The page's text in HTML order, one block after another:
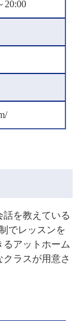
20:00
を教えている
でレッスンを
るアットホーム
ラスが用意さ